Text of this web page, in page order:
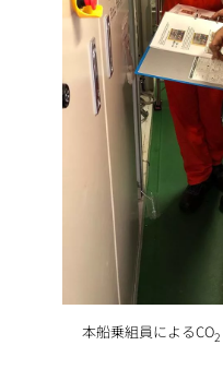
本船乗組員によるCO2